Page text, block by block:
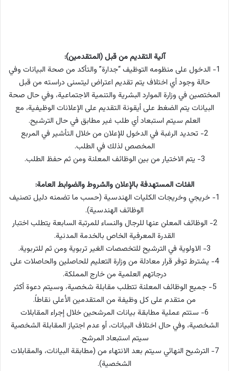
آلية التقديم من قبل (المتقدمين):
1- الدخول على منظومه التوظيف “جدارة” والتأكد من صحة البيانات وفي
حالة وجود أي اختلاف يتم تقديم اعتراض ليتسنى دراسته من قبل
المختصين في وزارة الموارد البشرية والتنمية الاجتماعية، وفي حال صحة
البيانات يتم الضغط على أيقونة التقديم على الإعلانات الوظيفية، مع
العلم سيتم استبعاد أي طلب غير مطابق في حال الترشيح.
2- تحديد الرغبة في الدخول للإعلان من خلال التأشير في المربع
المخصص لذلك في الطلب.
3- يتم الاختيار من بين الوظائف المعلنة ومن ثم حفظ الطلب.
الفئات المستهدفة بالإعلان والشروط والضوابط العامة:
1- خريجي وخريجات الكليات الهندسية (حسب ما تضمنه دليل تصنيف
الوظائف الهندسية).
2- الوظائف المعلن عنها للرجال والنساء للمرتبة السابعة يتطلب اختبار
القدرة المعرفية الخاص بالخدمة المدنية.
3- الاولوية في الترشيح للتخصصات الغير تربوية ومن ثم للتربوية.
4- يشترط توفر قرار معادلة من وزارة التعليم للحاصلين والحاصلات على
درجاتهم العلمية من خارج المملكة.
5- جميع الوظائف المعلنة تتطلب مقابلة شخصية، وسيتم دعوة أكثر
من متقدم على كل وظيفة من المتقدمين الأعلى نقاطاً.
6- ستتم عملية مطابقة بيانات المرشحين خلال إجراء المقابلات
الشخصية، وفي حال اختلاف البيانات، أو عدم اجتياز المقابلة الشخصية
سيتم استبعاد المرشح.
7- الترشيح النهائي سيتم بعد الانتهاء من (مطابقة البيانات، والمقابلات
الشخصية).